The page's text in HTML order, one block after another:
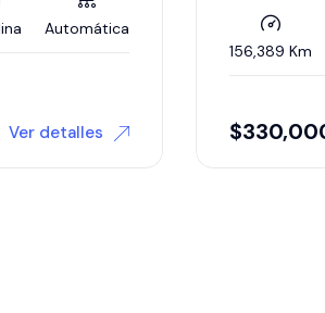
Ver detalles 605,000